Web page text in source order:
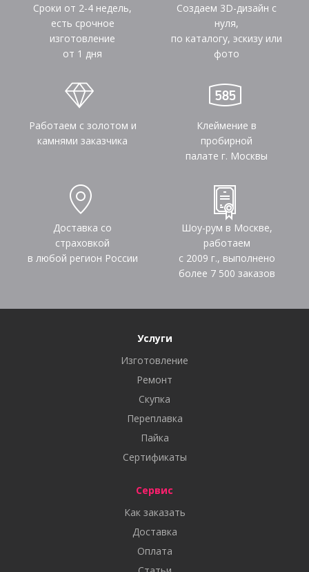
Сроки от 2-4 недель,
есть срочное
изготовление
от 1 дня
Создаем 3D-дизайн с
нуля,
по каталогу, эскизу или
фото
Работаем с золотом и
камнями заказчика
Клеймение в
пробирной
палате г. Москвы
Доставка со
страховкой
в любой регион России
Шоу-рум в Москве,
работаем
с 2009 г., выполнено
более 7 500 заказов
Услуги
Изготовление
Ремонт
Скупка
Переплавка
Пайка
Сертификаты
Сервис
Как заказать
Доставка
Оплата